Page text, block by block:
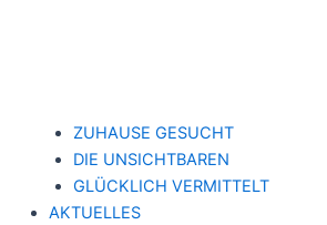
ZUHAUSE GESUCHT
DIE UNSICHTBAREN
GLÜCKLICH VERMITTELT
AKTUELLES